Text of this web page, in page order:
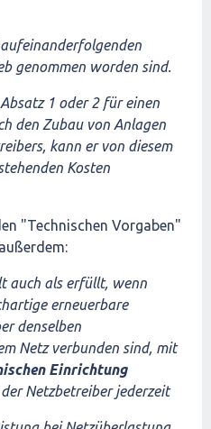
genommen worden sind.
1 oder 2 für einen
den Zubau von Anlagen
kann er von diesem
Kosten
"Technischen Vorgaben"
auch als erfüllt, wenn
erneuerbare
denselben
Netz verbunden sind, mit
Einrichtung
Netzbetreiber jederzeit